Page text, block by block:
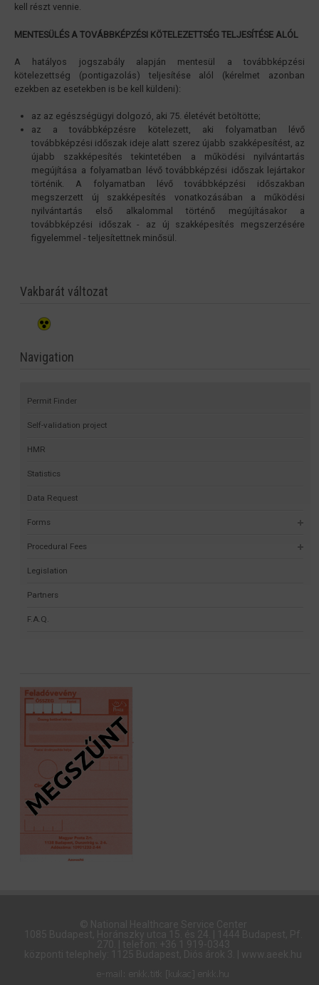
kell részt vennie.
MENTESÜLÉS A TOVÁBBKÉPZÉSI KÖTELEZETTSÉG TELJESÍTÉSE ALÓL
A hatályos jogszabály alapján mentesül a továbbképzési
kötelezettség (pontigazolás) teljesítése alól (kérelmet azonban
ezekben az esetekben is be kell küldeni):
az az egészségügyi dolgozó, aki 75. életévét betöltötte;
az a továbbképzésre kötelezett, aki folyamatban lévő
továbbképzési időszak ideje alatt szerez újabb szakképesítést, az
újabb szakképesítés tekintetében a működési nyilvántartás
megújítása a folyamatban lévő továbbképzési időszak lejártakor
történik. A folyamatban lévő továbbképzési időszakban
megszerzett új szakképesítés vonatkozásában a működési
nyilvántartás első alkalommal történő megújításakor a
továbbképzési időszak - az új szakképesítés megszerzésére
figyelemmel - teljesítettnek minősül.
Vakbarát változat
Navigation
Permit Finder
Self-validation project
HMR
Statistics
Data Request
Forms
Procedural Fees
Legislation
Partners
F.A.Q.